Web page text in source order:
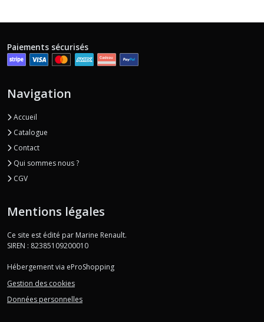
Paiements sécurisés
Navigation
Accueil
Catalogue
Contact
Qui sommes nous ?
CGV
Mentions légales
Ce site est édité par Marine Renault.
SIREN : 82385109200010
Hébergement via eProShopping
Gestion des cookies
Données personnelles